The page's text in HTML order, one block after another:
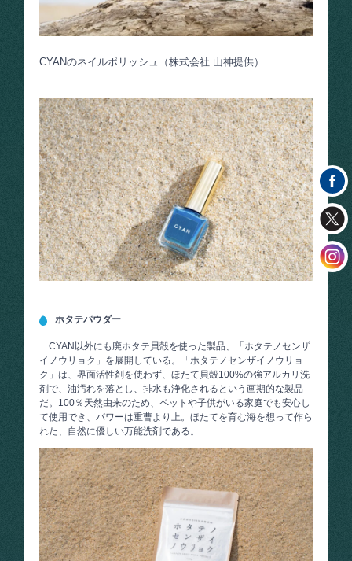
CYANのネイルポリッシュ（株式会社 山神提供）
ホタテパウダー
CYAN以外にも廃ホタテ貝殻を使った製品、「ホタテノセンザ
イノウリョク」を展開している。「ホタテノセンザイノウリョ
ク」は、界面活性剤を使わず、ほたて貝殻100%の強アルカリ洗
剤で、油汚れを落とし、排水も浄化されるという画期的な製品
だ。100％天然由来のため、ペットや子供がいる家庭でも安心し
て使用でき、パワーは重曹より上。ほたてを育む海を想って作ら
れた、自然に優しい万能洗剤である。